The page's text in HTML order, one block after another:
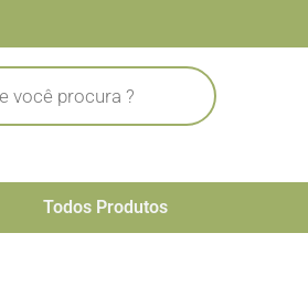
Todos Produtos